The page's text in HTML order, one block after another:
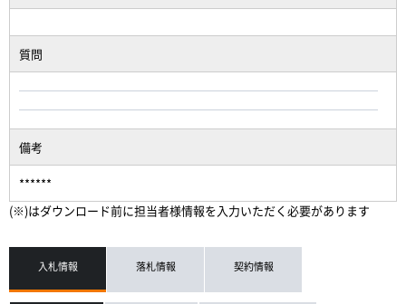
質問
備考
******
(※)はダウンロード前に担当者様情報を入力いただく必要があります
入札情報 落札情報 契約情報